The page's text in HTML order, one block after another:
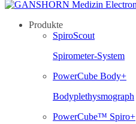
Produkte
SpiroScout
Spirometer-System
PowerCube Body+
Bodyplethysmograph
PowerCube™ Spiro+